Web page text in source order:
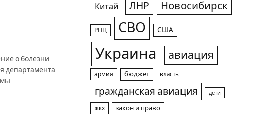
о болезни
департамента
Китай ЛНР Новосибирск
РПЦ СВО США
Украина авиация
армия бюджет власть
гражданская авиация дети
жкх закон и право